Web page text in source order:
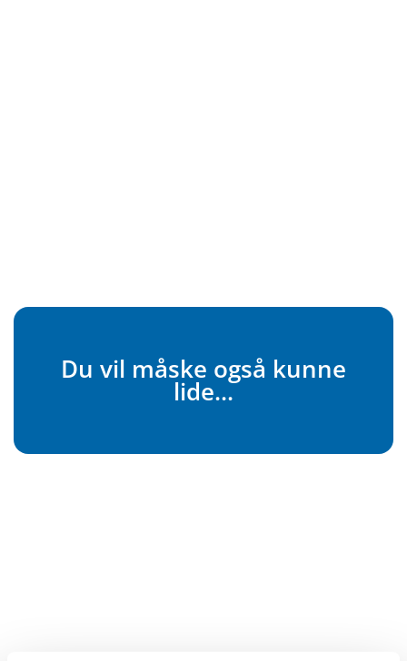
Du vil måske også kunne
lide...